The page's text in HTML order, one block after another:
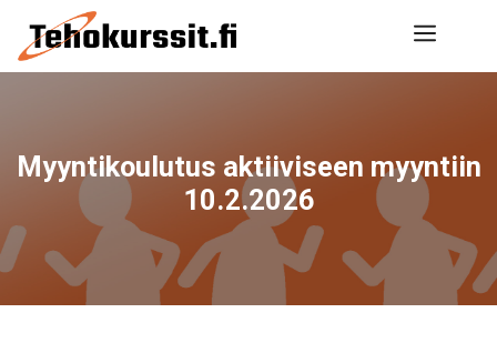
sisältöön
Myyntikoulutus aktiiviseen myyntiin
10.2.2026